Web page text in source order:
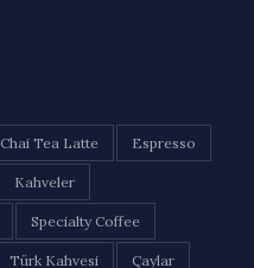
Chai Tea Latte Espresso
Kahveler
Specialty Coffee
Türk Kahvesi Çaylar